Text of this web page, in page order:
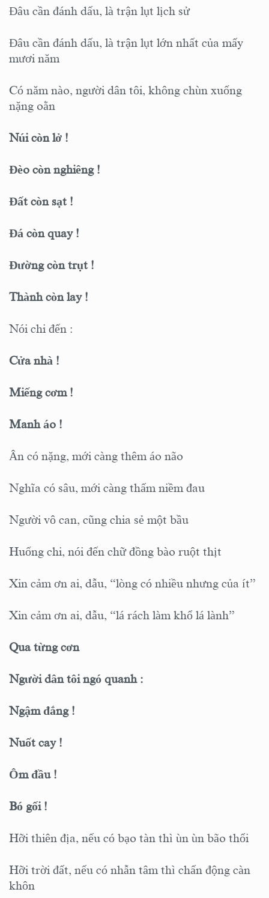
Đâu cần đánh dấu, là trận lụt lịch sử
Đâu cần đánh dấu, là trận lụt lớn nhất của mấy
mươi năm
Có năm nào, người dân tôi, không chùn xuống
nặng oằn
Núi còn lở !
Đèo còn nghiêng !
Đất còn sạt !
Đá còn quay !
Đường còn trụt !
Thành còn lay !
Nói chi đến :
Cửa nhà !
Miếng cơm !
Manh áo !
Ân có nặng, mới càng thêm áo não
Nghĩa có sâu, mới càng thấm niềm đau
Người vô can, cũng chia sẻ một bầu
Huống chi, nói đến chữ đồng bào ruột thịt
Xin cảm ơn ai, dẫu, “lòng có nhiều nhưng của ít”
Xin cảm ơn ai, dẫu, “lá rách làm khổ lá lành”
Qua từng cơn
Người dân tôi ngó quanh :
Ngậm đắng !
Nuốt cay !
Ôm đầu !
Bó gối !
Hỡi thiên địa, nếu có bạo tàn thì ùn ùn bão thổi
Hỡi trời đất, nếu có nhẫn tâm thì chấn động càn
khôn